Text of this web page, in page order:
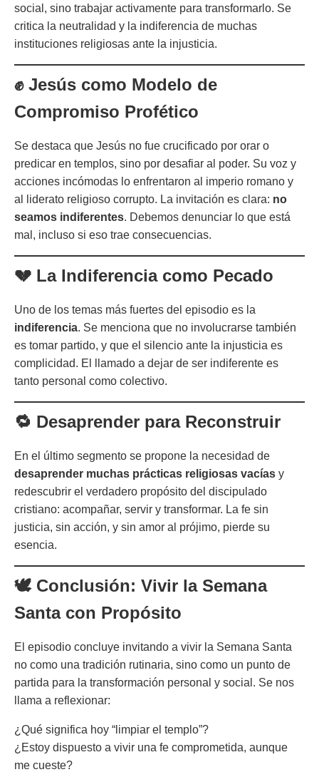
social, sino trabajar activamente para transformarlo. Se
critica la neutralidad y la indiferencia de muchas
instituciones religiosas ante la injusticia.
✊ Jesús como Modelo de
Compromiso Profético
Se destaca que Jesús no fue crucificado por orar o
predicar en templos, sino por desafiar al poder. Su voz y
acciones incómodas lo enfrentaron al imperio romano y
al liderato religioso corrupto. La invitación es clara: no
seamos indiferentes. Debemos denunciar lo que está
mal, incluso si eso trae consecuencias.
💔 La Indiferencia como Pecado
Uno de los temas más fuertes del episodio es la
indiferencia. Se menciona que no involucrarse también
es tomar partido, y que el silencio ante la injusticia es
complicidad. El llamado a dejar de ser indiferente es
tanto personal como colectivo.
🔁 Desaprender para Reconstruir
En el último segmento se propone la necesidad de
desaprender muchas prácticas religiosas vacías y
redescubrir el verdadero propósito del discipulado
cristiano: acompañar, servir y transformar. La fe sin
justicia, sin acción, y sin amor al prójimo, pierde su
esencia.
🕊️ Conclusión: Vivir la Semana
Santa con Propósito
El episodio concluye invitando a vivir la Semana Santa
no como una tradición rutinaria, sino como un punto de
partida para la transformación personal y social. Se nos
llama a reflexionar:
¿Qué significa hoy “limpiar el templo”?
¿Estoy dispuesto a vivir una fe comprometida, aunque
me cueste?